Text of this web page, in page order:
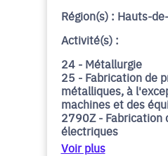
Région(s) : Hauts-
Activité(s) :
24 - Métallurgie
25 - Fabrication de
métalliques, à
machines et des
2790Z - Fabrication
électriques
Voir plus